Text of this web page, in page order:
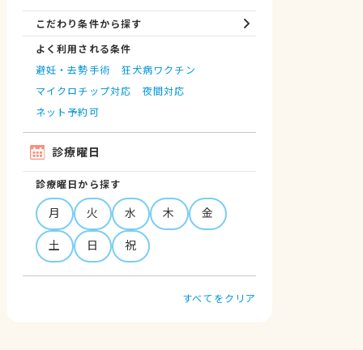
こだわり条件から探す
よく利用される条件
避妊・去勢手術
狂犬病ワクチン
マイクロチップ対応
夜間対応
ネット予約可
診療曜日
診療曜日から探す
月 火 水 木
金
土
日 祝
すべてをクリア